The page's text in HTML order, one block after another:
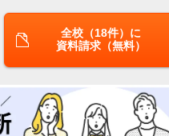
全校（18件）に
資料請求（無料）